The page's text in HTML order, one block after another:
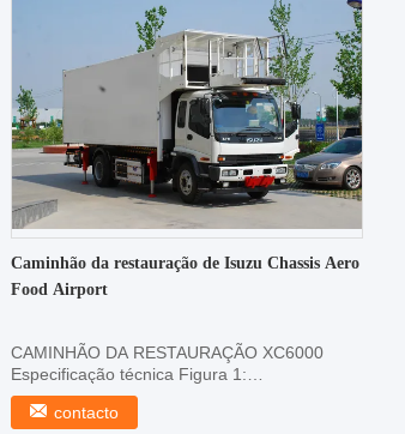
Caminhão da restauração de Isuzu Chassis Aero
Food Airport
CAMINHÃO DA RESTAURAÇÃO XC6000
Especificação técnica Figura 1:
CAMINHÃODARESTAURAÇÃOXC6000 1
Modelo ...contacto